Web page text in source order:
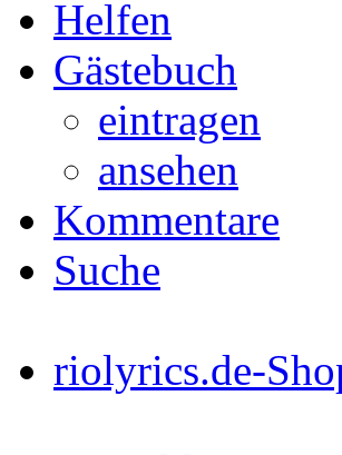
Helfen
Gästebuch
eintragen
ansehen
Kommentare
Suche
riolyrics.de-